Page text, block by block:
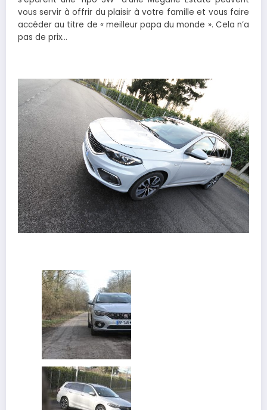
vous servir à offrir du plaisir à votre famille et vous faire
accéder au titre de « meilleur papa du monde ». Cela n’a
pas de prix…